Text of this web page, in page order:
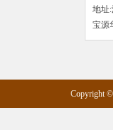
地址
宝源
Copyright